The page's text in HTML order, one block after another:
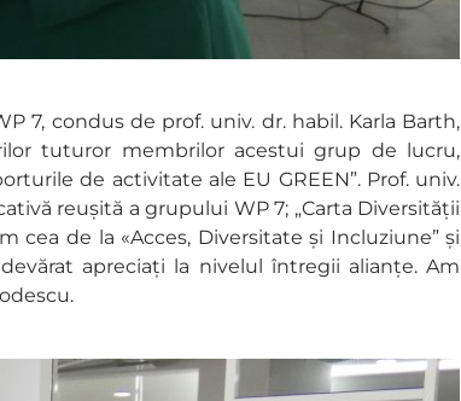
7, condus de prof. univ. dr. habil. Karla Barth,
tuturor membrilor acestui grup de lucru,
de activitate ale EU GREEN”. Prof. univ.
reușită a grupului WP 7; „Carta Diversității
cea de la «Acces, Diversitate și Incluziune” și
apreciați la nivelul întregii alianțe. Am